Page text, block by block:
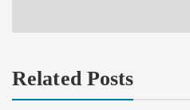
Related Posts